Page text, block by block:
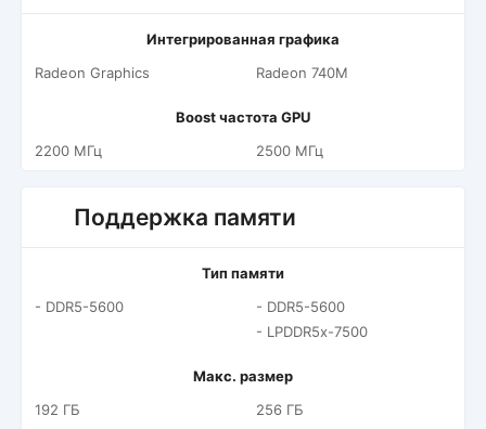
Интегрированная графика
Radeon Graphics
Radeon 740M
Boost частота GPU
2200 МГц
2500 МГц
Поддержка памяти
Тип памяти
- DDR5-5600
- DDR5-5600
- LPDDR5x-7500
Макс. размер
192 ГБ
256 ГБ